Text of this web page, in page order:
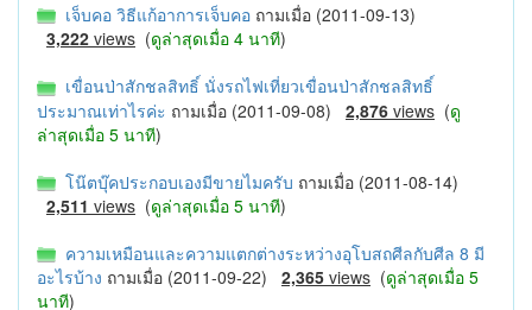
เจ็บคอ วิธีแก้อาการเจ็บคอ ถามเมื่อ (2011-09-13)
3,222 views (ดูล่าสุดเมื่อ 4 นาที)
เขื่อนป่าสักชลสิทธิ์ นั่งรถไฟเที่ยวเขื่อนป่าสักชลสิทธิ์
ประมาณเท่าไรค่ะ ถามเมื่อ (2011-09-08) 2,876 views (ดู
ล่าสุดเมื่อ 5 นาที)
โน๊ตบุ๊คประกอบเองมีขายไมครับ ถามเมื่อ (2011-08-14)
2,511 views (ดูล่าสุดเมื่อ 5 นาที)
ความเหมือนและความแตกต่างระหว่างอุโบสถศีลกับศีล 8 มี
อะไรบ้าง ถามเมื่อ (2011-09-22) 2,365 views (ดูล่าสุดเมื่อ 5
นาที)